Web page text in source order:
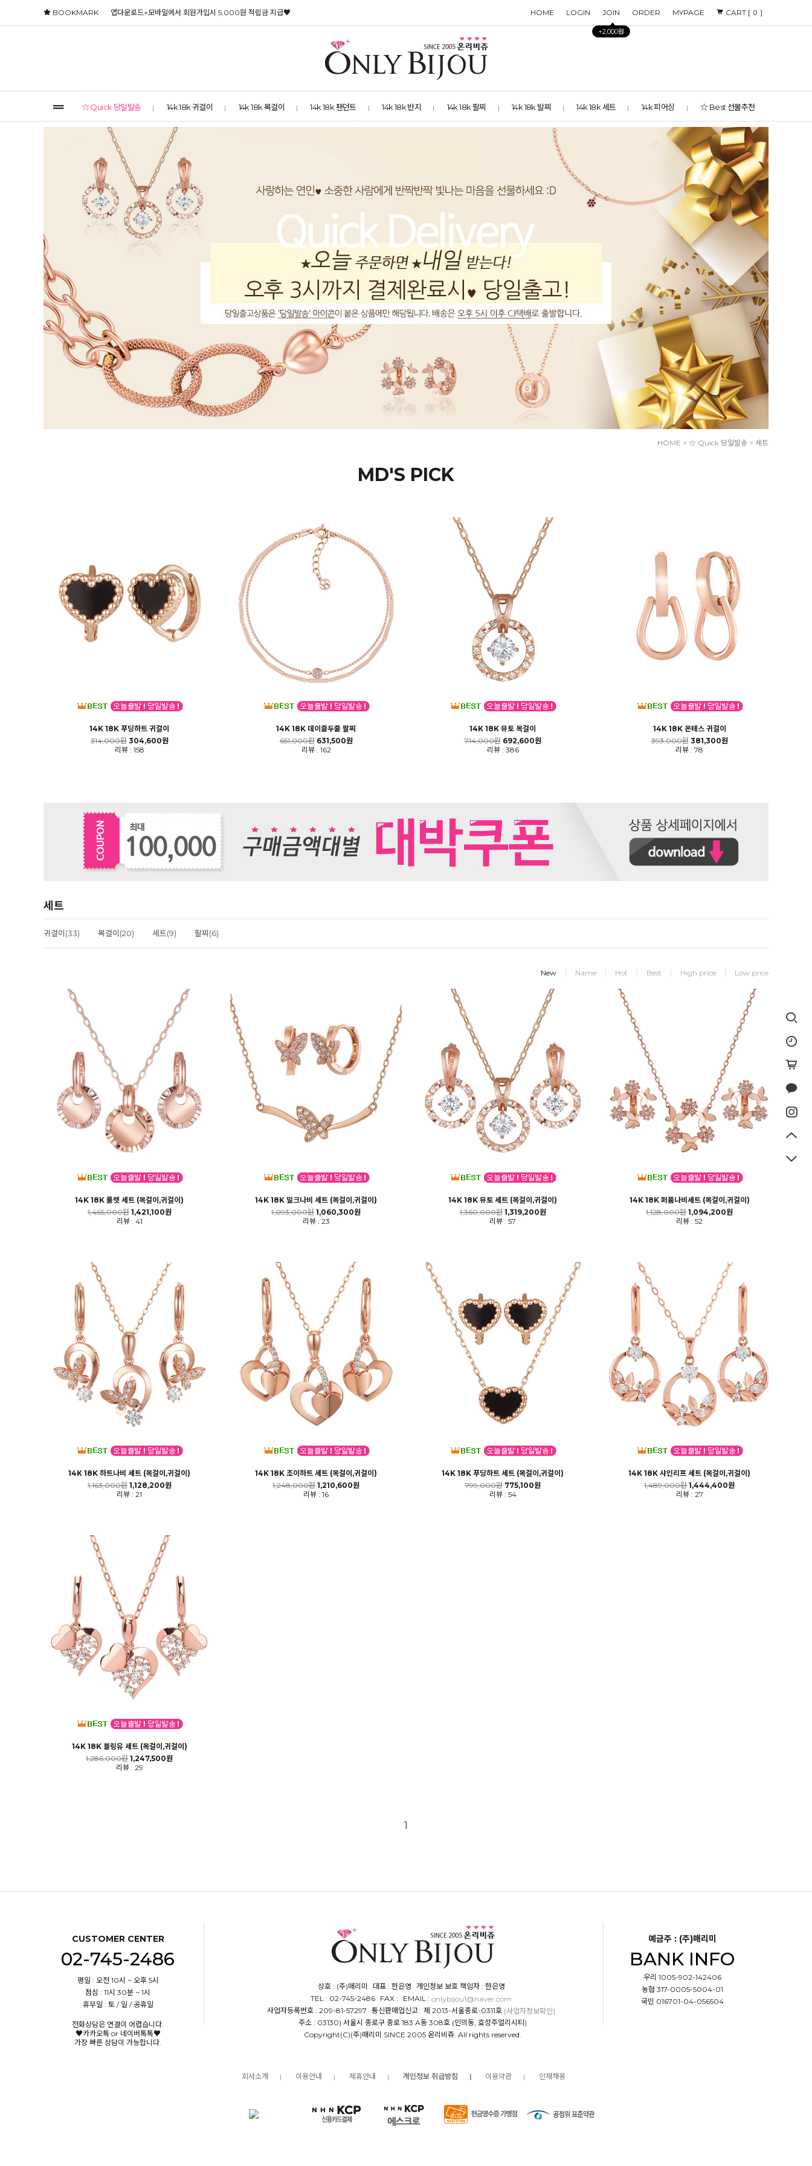
HOME LOGIN JOIN
+2,000원
ORDER MYPAGE CART [ 0 ]
BOOKMARK 앱다운로드+모바일에서 회원가입시 5,000원 적립금 지급♥
☆ Quick 당일발송 14k 18k 귀걸이 14k 18k 목걸이 14k 18k 팬던트 14k 18k 반지 14k 18k 팔찌 14k 18k 발찌 14k 18k 세트 14k 피어싱 ☆ Best 선물추천
HOME > ☆ Quick 당일발송 > 세트
MD'S PICK
14K 18K 푸딩하트 귀걸이
314,000원 304,600원
리뷰 : 158
14K 18K 데이즐두줄 팔찌
651,000원 631,500원
리뷰 : 162
14K 18K 뮤토 목걸이
714,000원 692,600원
리뷰 : 386
14K 18K 몬테스 귀걸이
393,000원 381,300원
리뷰 : 78
세트
귀걸이(33) 목걸이(20) 세트(9) 팔찌(6)
New Name Hot Best High price Low price
14K 18K 룰렛 세트 (목걸이,귀걸이)
1,465,000원 1,421,100원
리뷰 : 41
14K 18K 밀크나비 세트 (목걸이,귀걸이)
1,093,000원 1,060,300원
리뷰 : 23
14K 18K 뮤토 세트 (목걸이,귀걸이)
1,360,000원 1,319,200원
리뷰 : 57
14K 18K 퍼퓸나비세트 (목걸이,귀걸이)
1,128,000원 1,094,200원
리뷰 : 52
14K 18K 하트나비 세트 (목걸이,귀걸이)
1,163,000원 1,128,200원
리뷰 : 21
14K 18K 조이하트 세트 (목걸이,귀걸이)
1,248,000원 1,210,600원
리뷰 : 16
14K 18K 푸딩하트 세트 (목걸이,귀걸이)
799,000원 775,100원
리뷰 : 54
14K 18K 샤인리프 세트 (목걸이,귀걸이)
1,489,000원 1,444,400원
리뷰 : 27
14K 18K 블링유 세트 (목걸이,귀걸이)
1,286,000원 1,247,500원
리뷰 : 29
1
CUSTOMER CENTER
02-745-2486
평일 : 오전 10시 ~ 오후 5시
점심 : 11시 30분 ~ 1시
휴무일 : 토 / 일 / 공휴일
전화상담은 연결이 어렵습니다.
♥카카오톡 or 네이버톡톡♥
가장 빠른 상담이 가능합니다.
상호 : (주)매리미 대표 : 한은영 개인정보 보호 책임자 : 한은영
TEL : 02-745-2486 FAX : EMAIL : onlybijou1@naver.com
사업자등록번호 : 209-81-57297 통신판매업신고 : 제 2013-서울종로-0311호 [사업자정보확인]
주소 : 03130) 서울시 종로구 종로 183 A동 308호 (인의동, 효성주얼리시티)
Copyright(C)(주)매리미 SINCE 2005 온리비쥬. All rights reserved.
회사소개 이용안내 제휴안내 개인정보 취급방침 이용약관 인재채용
예금주 : (주)매리미
BANK INFO
우리 1005-902-142406
농협 317-0005-5004-01
국민 016701-04-056504